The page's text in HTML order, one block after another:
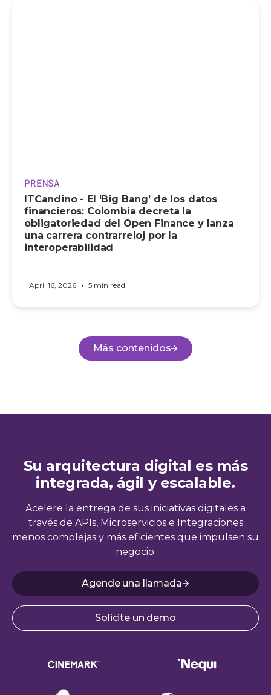
PRENSA
ITCandino - El ‘Big Bang’ de los datos
financieros: Colombia decreta la
obligatoriedad del Open Finance y lanza
una carrera contrarreloj por la
interoperabilidad
April 16, 2026 • 5 min read
Más contenidos
Su arquitectura digital es más
integrada, ágil y escalable.
Acelere la entrega de sus iniciativas digitales a
través de APIs, Microservicios e Integraciones
menos complejas y más eficientes que impulsen su
negocio.
Agende una llamada
Solicite un demo